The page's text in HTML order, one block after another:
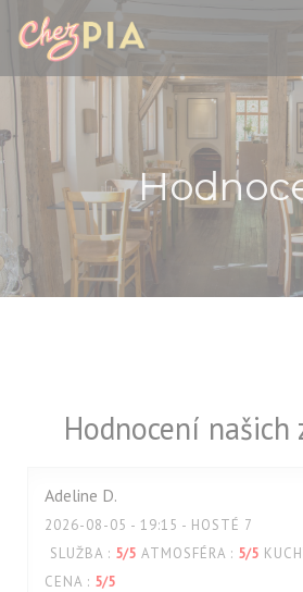
Panel pro správu cookies
Hodnocení našich
Adeline D
2026-08-05 - 19:15 - HOSTÉ 7
SLUŽBA : 5/5 ATMOSFÉRA : 5/5
CENA : 5/5